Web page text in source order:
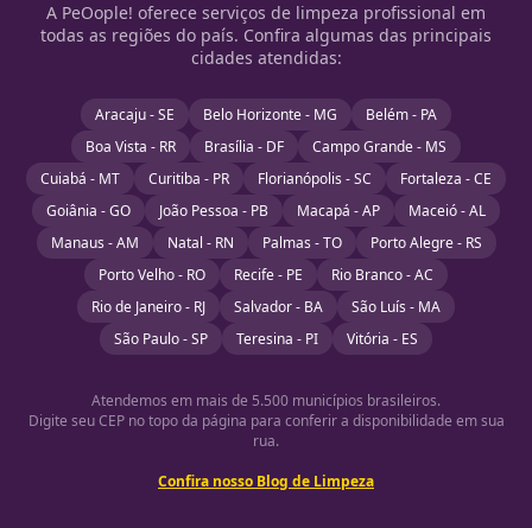
A PeOople! oferece serviços de limpeza profissional em
todas as regiões do país. Confira algumas das principais
cidades atendidas:
Aracaju - SE Belo Horizonte - MG
Belém - PA
Boa Vista - RR
Brasília - DF
Campo Grande - MS
Cuiabá - MT
Curitiba - PR Florianópolis - SC
Fortaleza - CE
Goiânia - GO
João Pessoa - PB Macapá - AP
Maceió - AL
Manaus - AM
Natal - RN Palmas - TO
Porto Alegre - RS
Porto Velho - RO
Recife - PE
Rio Branco - AC
Rio de Janeiro - RJ
Salvador - BA
São Luís - MA
São Paulo - SP
Teresina - PI Vitória - ES
Atendemos em mais de 5.500 municípios brasileiros.
Digite seu CEP no topo da página para conferir a disponibilidade em sua
rua.
Confira nosso Blog de Limpeza